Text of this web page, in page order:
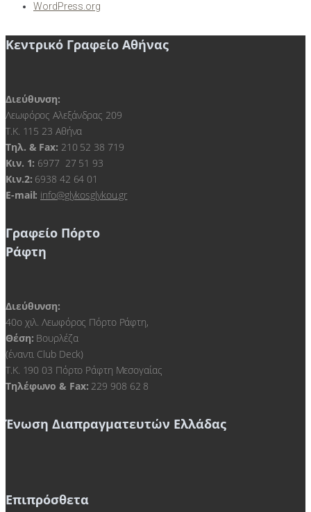
WordPress.org
Κεντρικό Γραφείο Αθήνας
Διεύθυνση:
Λεωφόρος Αλεξάνδρας 209
Τ.Κ. 115 23 Αθήνα
Τηλ. & Fax: 210 52 38 719
Kιν. 1: 6977 27 51 93
Κιν.2: 6938 42 64 01
E-mail: info@glykosglykou.gr
Γραφείο Πόρτο
Ράφτη
Διεύθυνση:
40ο χιλ. Λεωφόρος Πόρτο Ράφτη,
Θέση: Βουρλέζα
(έναντι Club Deck)
Τ.Κ. 190 03 Πόρτο Ράφτη Μεσογαίας
Τηλέφωνο & Fax: 229 908 62 8
Ένωση Διαπραγματευτών Ελλάδας
Επιπρόσθετα